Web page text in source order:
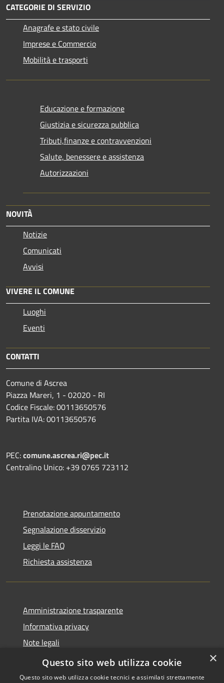
CATEGORIE DI SERVIZIO
Anagrafe e stato civile
Imprese e Commercio
Mobilità e trasporti
Educazione e formazione
Giustizia e sicurezza pubblica
Tributi,finanze e contravvenzioni
Salute, benessere e assistenza
Autorizzazioni
NOVITÀ
Notizie
Comunicati
Avvisi
VIVERE IL COMUNE
Luoghi
Eventi
CONTATTI
Comune di Ascrea
Piazza Mareri, 1 - 02020 - RI
Codice Fiscale: 00113650576
Partita IVA: 00113650576
PEC:comune.ascrea.ri@pec.it
Centralino Unico: +39 0765 723112
Prenotazione appuntamento
Segnalazione disservizio
Leggi le FAQ
Richiesta assistenza
Amministrazione trasparente
Informativa privacy
Note legali
Dichiarazione di accessibilità
×
Questo sito web utilizza cookie
Questo sito web utilizza cookie tecnici e assimilati strettamente